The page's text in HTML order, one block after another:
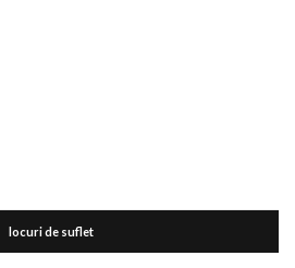
locuri de suflet